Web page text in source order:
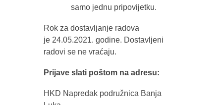
samo jednu pripovijetku.
Rok za dostavljanje radova
je 24.05.2021. godine. Dostavljeni
radovi se ne vraćaju.
Prijave slati poštom na adresu:
HKD Napredak podružnica Banja